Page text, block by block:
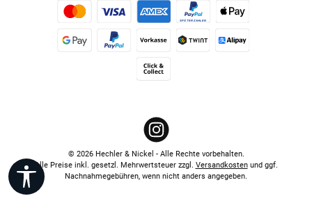
Kredit- oder Debitkarte Später BezahlenApple Pay
Vorkasse
Instagram
© 2026 Hechler & Nickel - Alle Rechte vorbehalten.
Alle Preise inkl. gesetzl. Mehrwertsteuer zzgl. Versandkostenund ggf.
Nachnahmegebühren, wenn nicht anders angegeben.
Werkzeugleiste anzeigen